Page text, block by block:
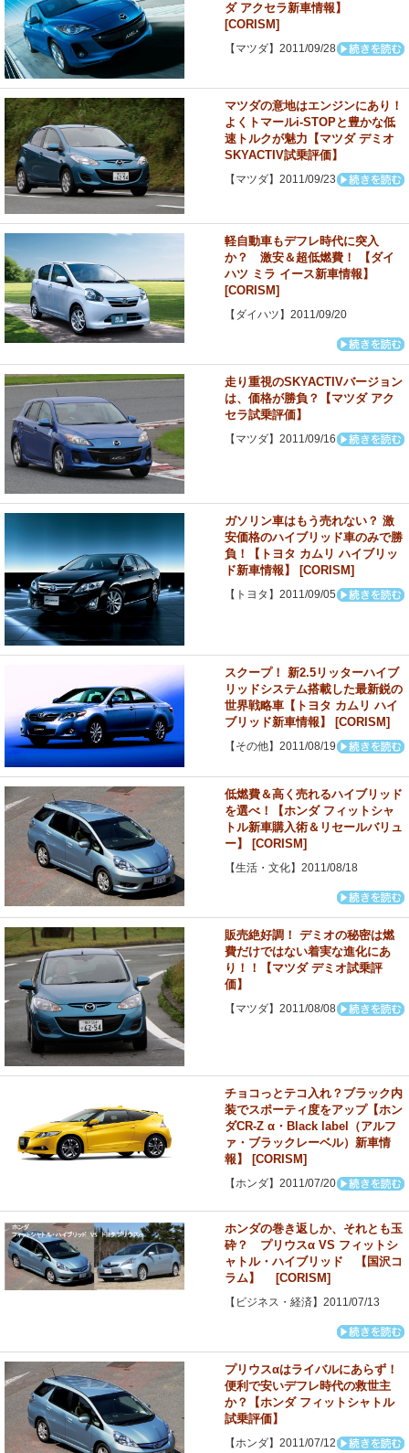
ダ アクセラ新車情報】
[CORISM]
【マツダ】2011/09/28
マツダの意地はエンジンにあり！
よくトマールi-STOPと豊かな低
速トルクが魅力【マツダ デミオ
SKYACTIV試乗評価】
【マツダ】2011/09/23
軽自動車もデフレ時代に突入
か？ 激安＆超低燃費！ 【ダイ
ハツ ミラ イース新車情報】
[CORISM]
【ダイハツ】2011/09/20
走り重視のSKYACTIVバージョン
は、価格が勝負？【マツダ アク
セラ試乗評価】
【マツダ】2011/09/16
ガソリン車はもう売れない？ 激
安価格のハイブリッド車のみで勝
負！【トヨタ カムリ ハイブリッ
ド新車情報】 [CORISM]
【トヨタ】2011/09/05
スクープ！ 新2.5リッターハイブ
リッドシステム搭載した最新鋭の
世界戦略車【トヨタ カムリ ハイ
ブリッド新車情報】 [CORISM]
【その他】2011/08/19
低燃費＆高く売れるハイブリッド
を選べ！【ホンダ フィットシャ
トル新車購入術＆リセールバリュ
ー】 [CORISM]
【生活・文化】2011/08/18
販売絶好調！ デミオの秘密は燃
費だけではない着実な進化にあ
り！！【マツダ デミオ試乗評
価】
【マツダ】2011/08/08
チョコっとテコ入れ？ブラック内
装でスポーティ度をアップ【ホン
ダCR-Z α・Black label（アルフ
ァ・ブラックレーベル）新車情
報】 [CORISM]
【ホンダ】2011/07/20
ホンダの巻き返しか、それとも玉
砕？ プリウスα VS フィットシ
ャトル・ハイブリッド 【国沢コ
ラム】 [CORISM]
【ビジネス・経済】2011/07/13
プリウスαはライバルにあらず！
便利で安いデフレ時代の救世主
か？【ホンダ フィットシャトル
試乗評価】
【ホンダ】2011/07/12